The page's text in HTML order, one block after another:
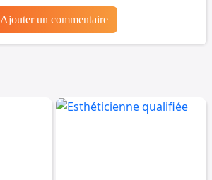
Ajouter un commentaire